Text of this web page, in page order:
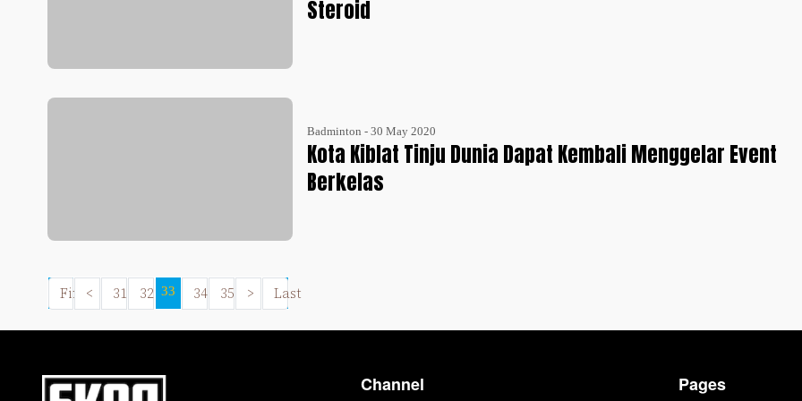
Steroid
Badminton - 30 May 2020
Kota Kiblat Tinju Dunia Dapat Kembali Menggelar Event
Berkelas
First< 31 32 33 34 35 > Last
Channel Pages